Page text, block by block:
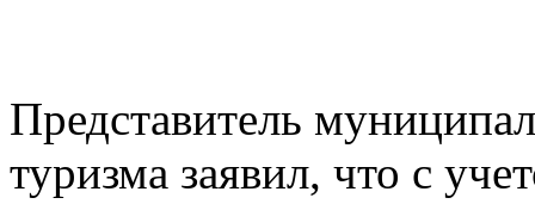
Представитель
туризма заявил, что с